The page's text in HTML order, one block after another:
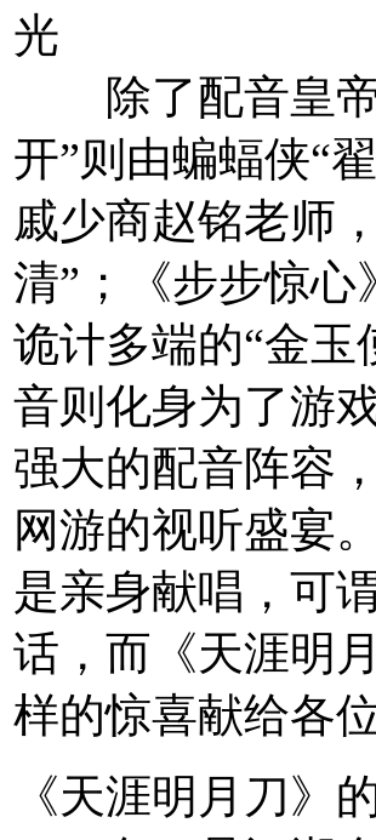
光
除了配音皇帝
开”则由蝙蝠侠“
戚少商赵铭老师
清”；《步步惊
诡计多端的“金玉
音则化身为了游
强大的配音阵容
网游的视听盛宴
是亲身献唱，可
话，而《天涯明
样的惊喜献给各
《天涯明月刀》